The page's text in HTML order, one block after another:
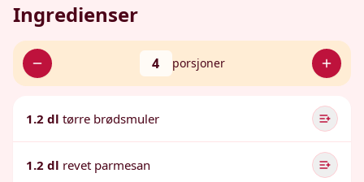
Ingredienser
4 porsjoner
1.2 dl tørre brødsmuler
1.2 dl revet parmesan